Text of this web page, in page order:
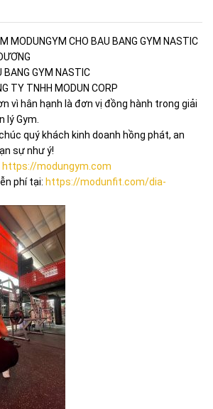
MODUNGYM CHO BAU BANG GYM NASTIC
BANG GYM NASTIC
TY TNHH MODUN CORP
vì hân hạnh là đơn vị đồng hành trong giải
lý Gym.
quý khách kinh doanh hồng phát, an
sự như ý!
https://modungym.com
phí tại: https://modunfit.com/dia-